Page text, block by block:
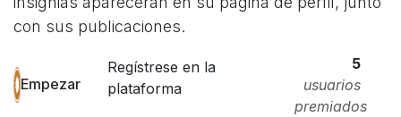
con sus publicaciones.
Empezar
Regístrese en la
plataforma
5
usuarios
premiados